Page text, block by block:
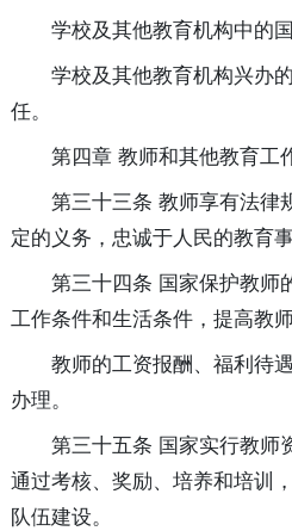
学校及其他教育机构中的
学校及其他教育机构兴办
任。
第四章 教师和其他教育工
第三十三条 教师享有法律
定的义务，忠诚于人民的教育事
第三十四条 国家保护教师
工作条件和生活条件，提高教
教师的工资报酬、福利待
办理。
第三十五条 国家实行教师
通过考核、奖励、培养和培训
队伍建设。